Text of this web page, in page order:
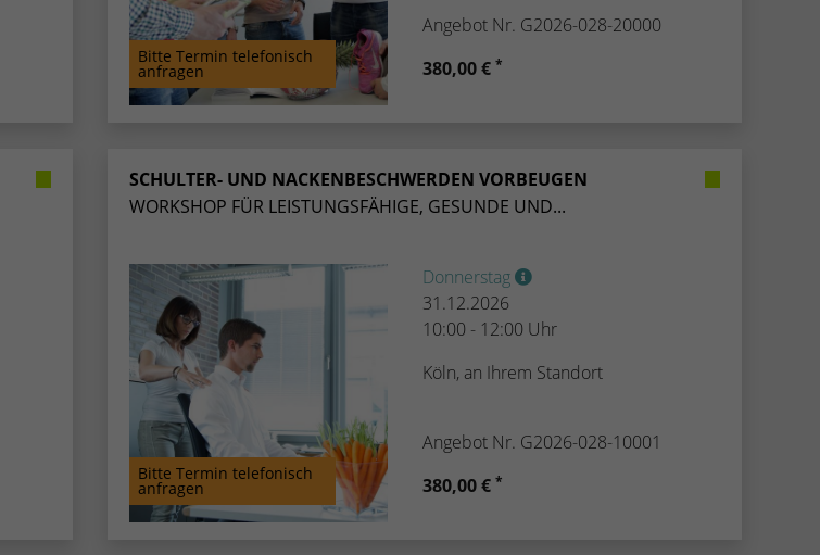
Bitte Termin telefonisch
anfragen
Angebot Nr. G2026-028-20000
380,00 € *
SCHULTER- UND NACKENBESCHWERDEN VORBEUGEN
WORKSHOP FÜR LEISTUNGSFÄHIGE, GESUNDE UND...
Bitte Termin telefonisch
anfragen
Donnerstag
31.12.2026
10:00 - 12:00 Uhr
Köln, an Ihrem Standort
Angebot Nr. G2026-028-10001
380,00 € *
zu geschützten Bereichen gewährt.
eine randoly generierte Nummer zu, um
Besucher zu identifizieren.
Das Cookie wird verwendet, um
darüber zu speichern, wie
eine Website nutzen, und hilft bei der
eines Analyseberichts darüber, wie es
Website geht. Die erhobenen Daten
die Anzahl der Besucher, die Quelle,
der sie stammen, und die Seiten in
Form.
53600496-1